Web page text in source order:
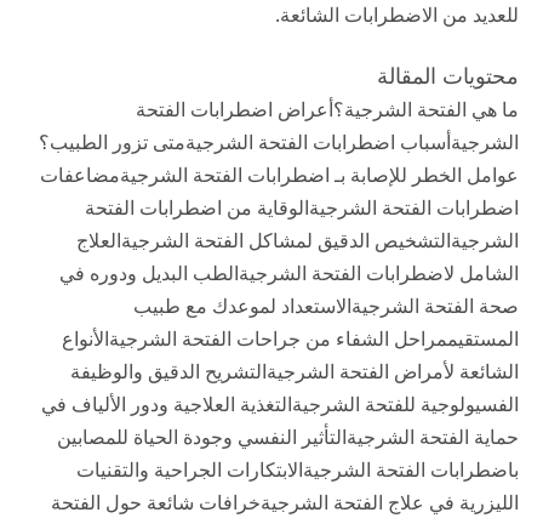
للعديد من الاضطرابات الشائعة.
محتويات المقالة
ما هي الفتحة الشرجية؟أعراض اضطرابات الفتحة
الشرجيةأسباب اضطرابات الفتحة الشرجيةمتى تزور الطبيب؟
عوامل الخطر للإصابة بـ اضطرابات الفتحة الشرجيةمضاعفات
اضطرابات الفتحة الشرجيةالوقاية من اضطرابات الفتحة
الشرجيةالتشخيص الدقيق لمشاكل الفتحة الشرجيةالعلاج
الشامل لاضطرابات الفتحة الشرجيةالطب البديل ودوره في
صحة الفتحة الشرجيةالاستعداد لموعدك مع طبيب
المستقيممراحل الشفاء من جراحات الفتحة الشرجيةالأنواع
الشائعة لأمراض الفتحة الشرجيةالتشريح الدقيق والوظيفة
الفسيولوجية للفتحة الشرجيةالتغذية العلاجية ودور الألياف في
حماية الفتحة الشرجيةالتأثير النفسي وجودة الحياة للمصابين
باضطرابات الفتحة الشرجيةالابتكارات الجراحية والتقنيات
الليزرية في علاج الفتحة الشرجيةخرافات شائعة حول الفتحة